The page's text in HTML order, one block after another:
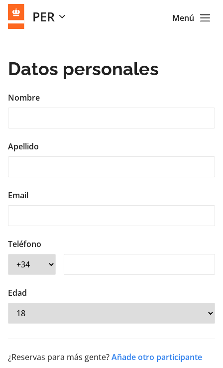
PER Menú
Datos personales
Nombre
Apellido
Email
Teléfono
Edad
¿Reservas para más gente?Añade otro participante